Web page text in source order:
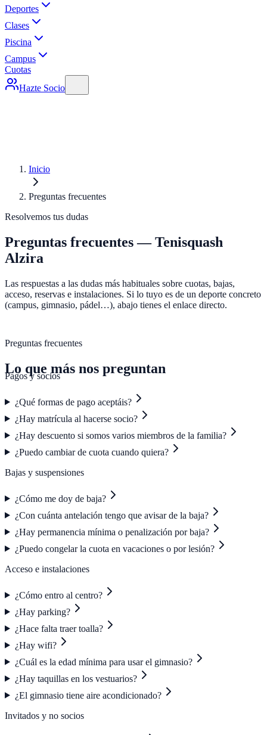
Deportes
Clases
Piscina
Campus
Cuotas
Hazte Socio
Inicio
Preguntas frecuentes
Resolvemos tus dudas
Preguntas frecuentes — Tenisquash
Alzira
Las respuestas a las dudas más habituales sobre cuotas, bajas,
acceso, reservas e instalaciones. Si lo tuyo es de un deporte concreto
(campus, gimnasio, pádel…), abajo tienes el enlace directo.
Preguntas frecuentes
Lo que más nos preguntan
Pagos y socios
¿Qué formas de pago aceptáis?
¿Hay matrícula al hacerse socio?
¿Hay descuento si somos varios miembros de la familia?
¿Puedo cambiar de cuota cuando quiera?
Bajas y suspensiones
¿Cómo me doy de baja?
¿Con cuánta antelación tengo que avisar de la baja?
¿Hay permanencia mínima o penalización por baja?
¿Puedo congelar la cuota en vacaciones o por lesión?
Acceso e instalaciones
¿Cómo entro al centro?
¿Hay parking?
¿Hace falta traer toalla?
¿Hay wifi?
¿Cuál es la edad mínima para usar el gimnasio?
¿Hay taquillas en los vestuarios?
¿El gimnasio tiene aire acondicionado?
Invitados y no socios